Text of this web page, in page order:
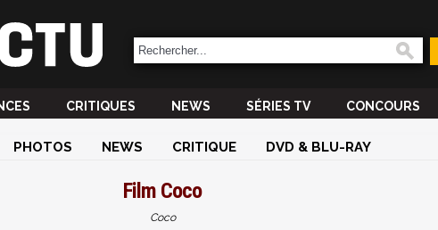
CRITIQUES NEWS SÉRIES TV CONCOURS
PHOTOS NEWS CRITIQUE DVD & BLU-RAY
Film Coco
Coco